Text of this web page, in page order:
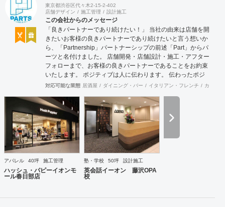
東京都渋谷区代々木2-15-2-402
店舗デザイン
施工管理 設計施工
この会社からのメッセージ
「良きパートナーであり続けたい！」 当社の由来は店舗を開
きたいお客様の良きパートナーであり続けたいと言う想いか
ら、「Partnership」パートナーシップの前述「Part」からパ
ーツと名付けました。 店舗開発・店舗設計・施工・アフター
フォローまで、お客様の良きパートナーであることをお約束
いたします。 ポジティブは人に伝わります。 伝わったポジ
ティブが幸せを呼び込み、呼び込んだ幸せが、さらに大きな
社ならではの実績をご確認下さい。 <a
href="https://www.partsinc.co.jp/">https://www.partsinc.co.jp/</a>
対応可能な業態 居酒屋 ダイニング・バー イタリアン・フレンチ カフェ
アパレル 40坪 施工管理
ハッシュ・パピーイオンモ
ール春日部店
塾・学校 50坪 設計施工
英会話イーオン 藤沢OPA
校